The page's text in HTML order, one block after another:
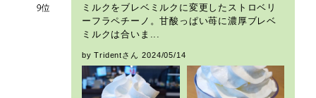
ミルクをブレベミルクに変更したストロベリ
ーフラペチーノ。甘酸っぱい苺に濃厚ブレベ
ミルクは合いま...
by Tridentさん 2024/05/14